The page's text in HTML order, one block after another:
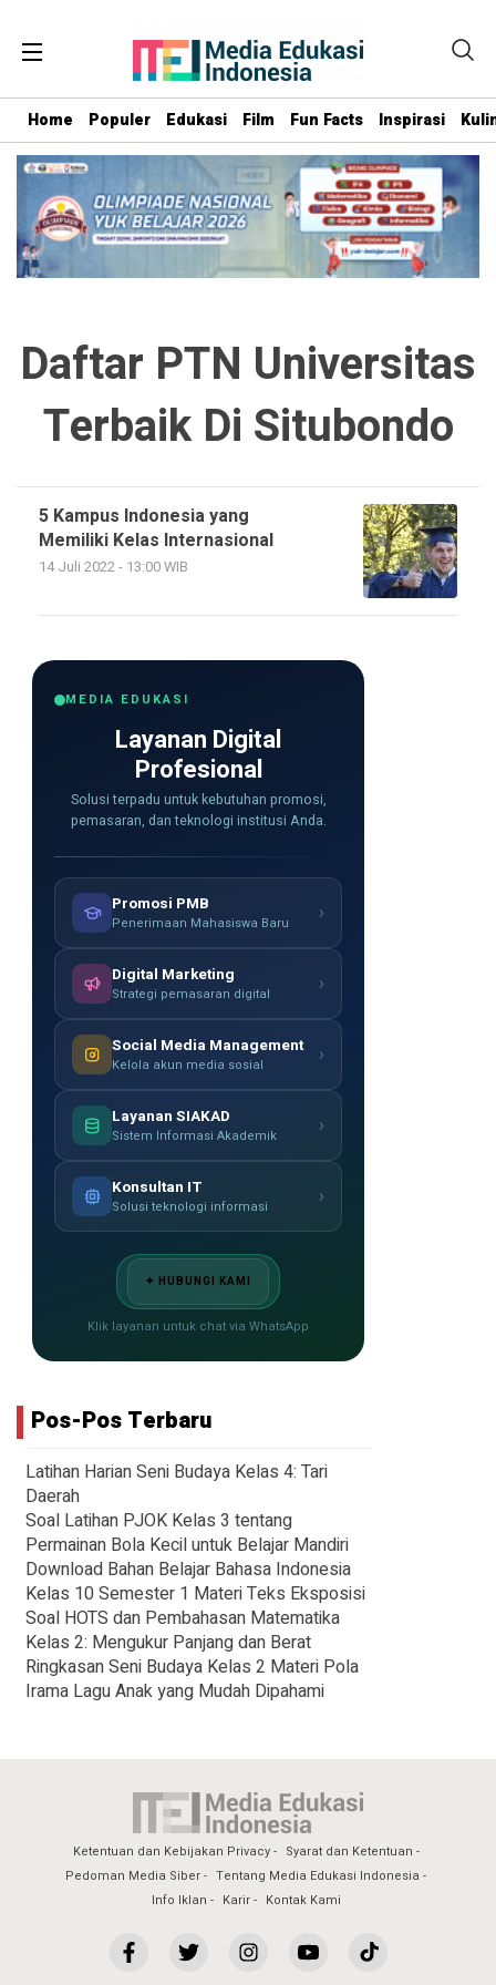
Home Populer Edukasi Film Fun Facts Inspirasi
Daftar PTN Universitas
Terbaik Di Situbondo
5 Kampus Indonesia yang
Memiliki Kelas Internasional
14 Juli 2022 - 13:00 WIB
MEDIA EDUKASI
Layanan Digital
Profesional
Solusi terpadu untuk kebutuhan promosi,
pemasaran, dan teknologi institusi Anda.
Promosi PMB
Penerimaan Mahasiswa Baru ›
Digital Marketing
Strategi pemasaran digital ›
Social Media Management
Kelola akun media sosial ›
Layanan SIAKAD
Sistem Informasi Akademik ›
Konsultan IT
Solusi teknologi informasi ›
✦ HUBUNGI KAMI
Klik layanan untuk chat via WhatsApp
Pos-Pos Terbaru
Latihan Harian Seni Budaya Kelas 4: Tari
Daerah
Soal Latihan PJOK Kelas 3 tentang
Permainan Bola Kecil untuk Belajar Mandiri
Download Bahan Belajar Bahasa Indonesia
Kelas 10 Semester 1 Materi Teks Eksposisi
Soal HOTS dan Pembahasan Matematika
Kelas 2: Mengukur Panjang dan Berat
Ringkasan Seni Budaya Kelas 2 Materi Pola
Irama Lagu Anak yang Mudah Dipahami
Ketentuan dan Kebijakan Privacy
Syarat dan Ketentuan
Pedoman Media Siber
Tentang Media Edukasi Indonesia
Info Iklan
Karir Kontak Kami